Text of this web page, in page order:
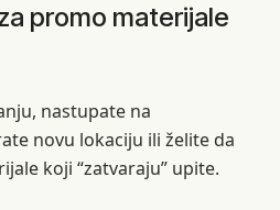
promo materijale
nastupate na
novu lokaciju ili želite da
koji “zatvaraju” upite.